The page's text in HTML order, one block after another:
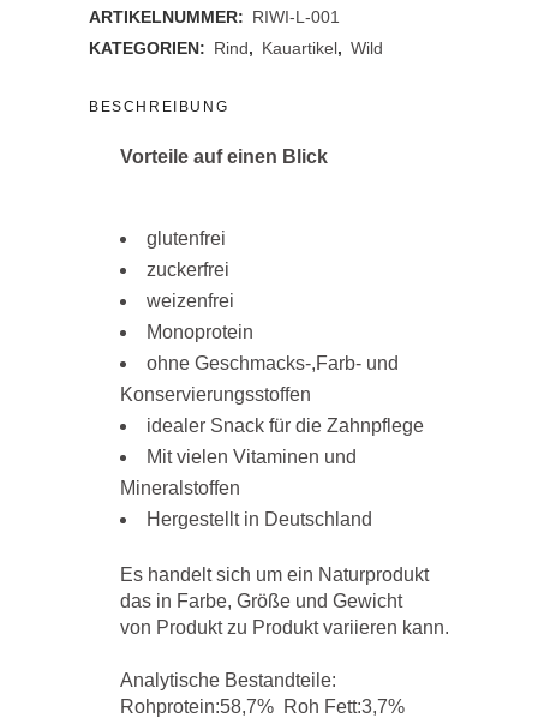
quantity
ARTIKELNUMMER: RIWI-L-001
KATEGORIEN: Rind, Kauartikel, Wild
BESCHREIBUNG
Vorteile auf einen Blick
glutenfrei
zuckerfrei
weizenfrei
Monoprotein
ohne Geschmacks-,Farb- und
Konservierungsstoffen
idealer Snack für die Zahnpflege
Mit vielen Vitaminen und
Mineralstoffen
Hergestellt in Deutschland
Es handelt sich um ein Naturprodukt
das in Farbe, Größe und Gewicht
von Produkt zu Produkt variieren kann.
Analytische Bestandteile:
Rohprotein:58,7% Roh Fett:3,7%